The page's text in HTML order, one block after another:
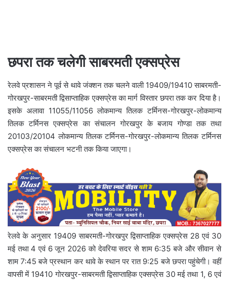
छपरा तक चलेगी साबरमती एक्सप्रेस
रेलवे प्रशासन ने पूर्व से थावे जंक्शन तक चलने वाली 19409/19410 साबरमती-
गोरखपुर-साबरमती द्विसाप्ताहिक एक्सप्रेस का मार्ग विस्तार छपरा तक कर दिया है।
इसके अलावा 11055/11056 लोकमान्य तिलक टर्मिनस-गोरखपुर-लोकमान्य
तिलक टर्मिनस एक्सप्रेस का संचालन गोरखपुर के बजाय गोण्डा तक तथा
20103/20104 लोकमान्य तिलक टर्मिनस-गोरखपुर-लोकमान्य तिलक टर्मिनस
एक्सप्रेस का संचालन भटनी तक किया जाएगा।
रेलवे के अनुसार 19409 साबरमती-गोरखपुर द्विसाप्ताहिक एक्सप्रेस 28 एवं 30
मई तथा 4 एवं 6 जून 2026 को देवरिया सदर से शाम 6:35 बजे और सीवान से
शाम 7:45 बजे प्रस्थान कर थावे के स्थान पर रात 9:25 बजे छपरा पहुंचेगी। वहीं
वापसी में 19410 गोरखपुर-साबरमती द्विसाप्ताहिक एक्सप्रेस 30 मई तथा 1, 6 एवं